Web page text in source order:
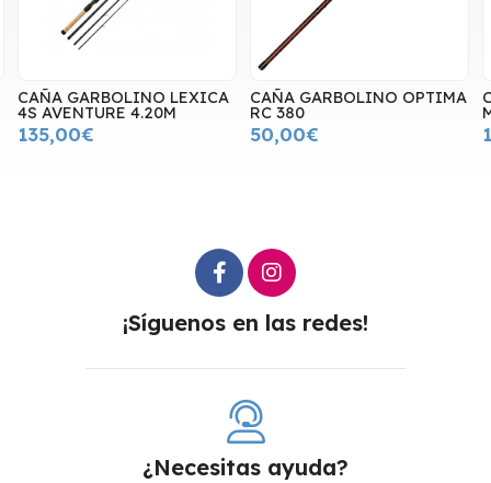
CAÑA GARBOLINO LEXICA
4S AVENTURE 4.20M
135,00€
CAÑA GARBOLINO OPTIMA
RC 380
50,00€
¡Síguenos en las redes!
¿Necesitas ayuda?